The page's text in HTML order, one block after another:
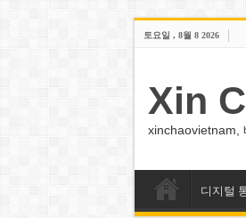
토요일 , 8월 8 2026
Xin
xinchaovietnam,
디지털